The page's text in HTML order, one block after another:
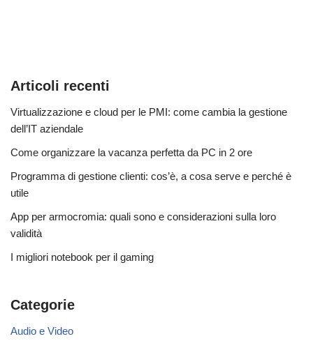
Articoli recenti
Virtualizzazione e cloud per le PMI: come cambia la gestione
dell’IT aziendale
Come organizzare la vacanza perfetta da PC in 2 ore
Programma di gestione clienti: cos’è, a cosa serve e perché è
utile
App per armocromia: quali sono e considerazioni sulla loro
validità
I migliori notebook per il gaming
Categorie
Audio e Video